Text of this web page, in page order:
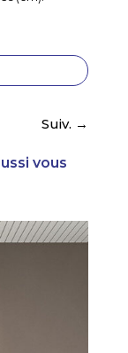
Suiv. →
vous